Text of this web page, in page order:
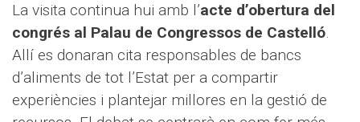
La visita continua hui amb l’acte d’obertura del
congrés al Palau de Congressos de Castelló.
Allí es donaran cita responsables de bancs
d’aliments de tot l’Estat per a compartir
experiències i plantejar millores en la gestió de